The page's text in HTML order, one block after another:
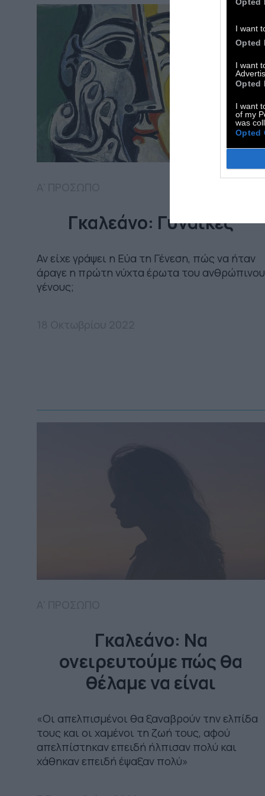
I want
Opted
I want
Opted
I want
of my
was
Opted
Γκαλεάνο: Γυναίκες
Αν είχε γράψει η Εύα τη Γένεση, πώς να ήταν
άραγε η πρώτη νύχτα έρωτα του ανθρώπινου
γένους;
Γκαλεάνο: Να
ονειρευτούμε πώς θα
θέλαμε να είναι
«Οι απελπισμένοι θα ξαναβρούν την ελπίδα
τους και οι χαμένοι τη ζωή τους, αφού
απελπίστηκαν επειδή ήλπισαν πολύ και
χάθηκαν επειδή έψαξαν πολύ»